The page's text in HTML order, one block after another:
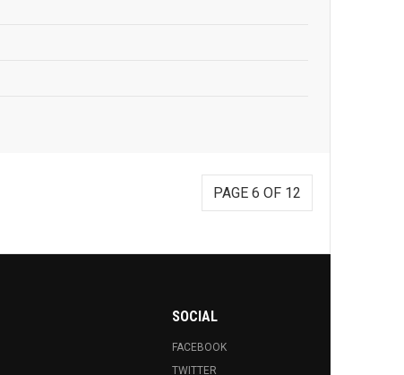
PAGE 6 OF 12
SOCIAL
FACEBOOK
TWITTER